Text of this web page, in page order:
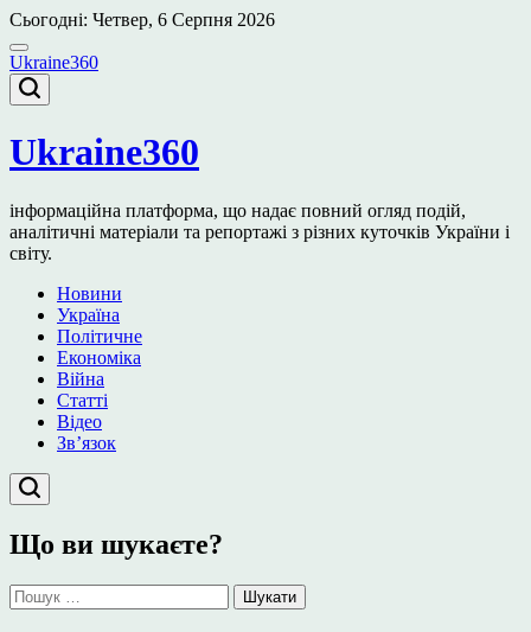
Перейти
до
вмісту
Сьогодні: Четвер, 6 Серпня 2026
Ukraine360
Ukraine360
інформаційна платформа, що надає повний огляд подій,
аналітичні матеріали та репортажі з різних куточків України і
світу.
Новини
Україна
Політичне
Економіка
Війна
Статті
Відео
Зв’язок
Що ви шукаєте?
Пошук: